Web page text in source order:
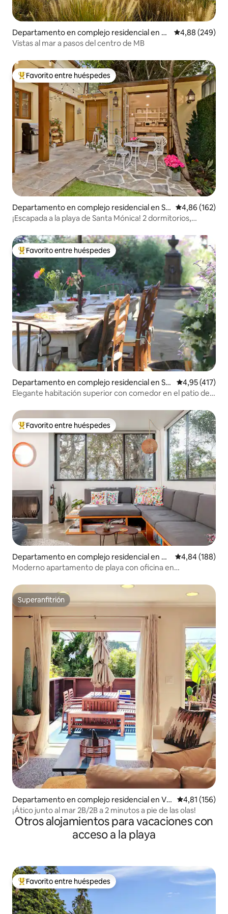
Departamento en complejo residencial en M
anhattan Beach
Calificación
4,88 (249)
Vistas al mar a pasos del centro de MB
Favorito entre los huéspedes más destacados
Favorito entre huéspedes
Departamento en complejo residencial en Sa
nta Mónica
Calificación
4,86 (162)
¡Escapada a la playa de Santa Mónica! 2 dormitorios,
Favorito entre los huéspedes más destacados
Favorito entre huéspedes
Departamento en complejo residencial en Sa
nta Mónica
Calificación
4,95 (417)
Elegante habitación superior con comedor en el patio del
Favorito entre los huéspedes más destacados
Favorito entre huéspedes
Departamento en complejo residencial en M
arina del Rey
Calificación
4,84 (188)
Moderno apartamento de playa con oficina en
Superanfitrión
Superanfitrión
Departamento en complejo residencial en Ve
nice
Calificación
4,81 (156)
¡Ático junto al mar 2B/2B a 2 minutos a pie de las olas!
Otros alojamientos para vacaciones con
acceso a la playa
Favorito entre los huéspedes más destacados
Favorito entre huéspedes